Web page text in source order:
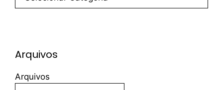
Arquivos
Arquivos